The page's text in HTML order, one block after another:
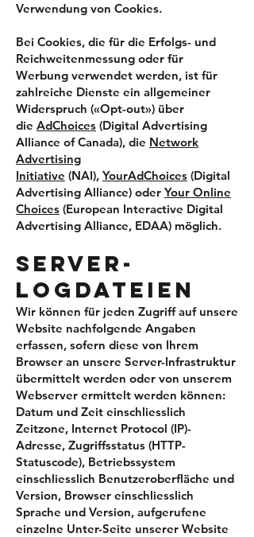
Verwendung von Cookies.
Bei Cookies, die für die Erfolgs- und
Reichweitenmessung oder für
Werbung verwendet werden, ist für
zahlreiche Dienste ein allgemeiner
Widerspruch («Opt-out») über
die AdChoices (Digital Advertising
Alliance of Canada), die Network
Advertising
Initiative (NAI), YourAdChoices (Digital
Advertising Alliance) oder Your Online
Choices (European Interactive Digital
Advertising Alliance, EDAA) möglich.
SERVER-
LOGDATEIEN
Wir können für jeden Zugriff auf unsere
Website nachfolgende Angaben
erfassen, sofern diese von Ihrem
Browser an unsere Server-Infrastruktur
übermittelt werden oder von unserem
Webserver ermittelt werden können:
Datum und Zeit einschliesslich
Zeitzone, Internet Protocol (IP)-
Adresse, Zugriffsstatus (HTTP-
Statuscode), Betriebssystem
einschliesslich Benutzeroberfläche und
Version, Browser einschliesslich
Sprache und Version, aufgerufene
einzelne Unter-Seite unserer Website